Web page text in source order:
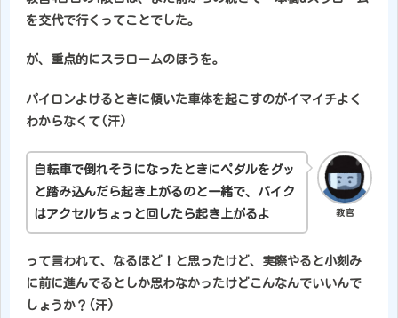
を交代で行くってことでした。
が、重点的にスラロームのほうを。
パイロンよけるときに傾いた車体を起こすのがイマイチよく
わからなくて(汗)
教官
自転車で倒れそうになったときにペダルをグッ
と踏み込んだら起き上がるのと一緒で、バイク
はアクセルちょっと回したら起き上がるよ
って言われて、なるほど！と思ったけど、実際やると小刻み
に前に進んでるとしか思わなかったけどこんなんでいいんで
しょうか？(汗)